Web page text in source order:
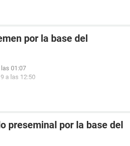
por la base del
01:07
a las 12:50
preseminal por la base del